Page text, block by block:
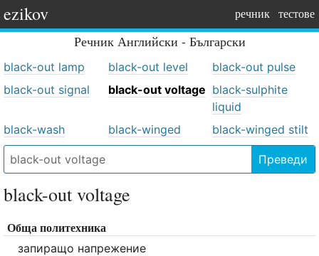
ezikov речник тестове
Речник Английски - Български
black-out lamp black-out level
black-out pulse
black-out signal
black-out voltage black-sulphite
liquid
black-wash
black-winged black-winged stilt
Преведи
black-out voltage
Обща политехника
запиращо напрежение